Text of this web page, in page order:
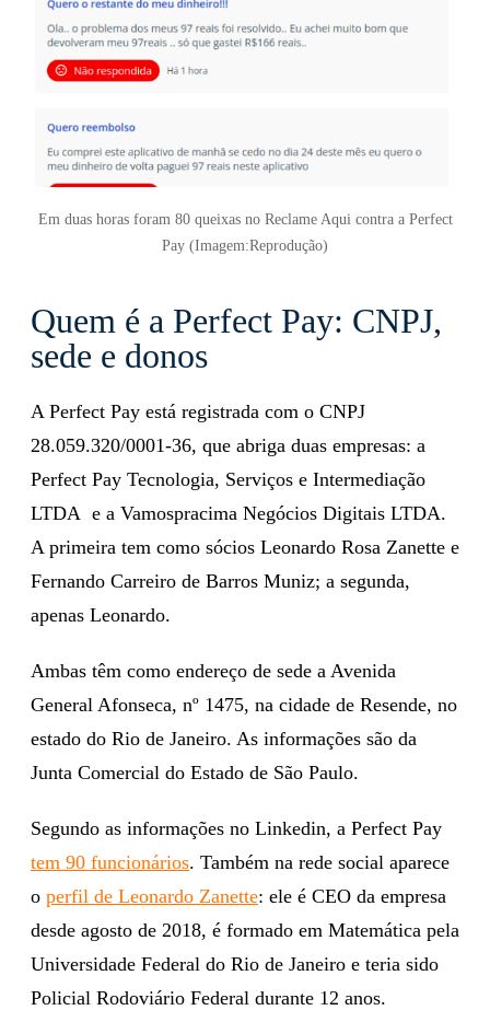
Em duas horas foram 80 queixas no Reclame Aqui contra a Perfect
Pay (Imagem:Reprodução)
Quem é a Perfect Pay: CNPJ,
sede e donos
A Perfect Pay está registrada com o CNPJ
28.059.320/0001-36, que abriga duas empresas: a
Perfect Pay Tecnologia, Serviços e Intermediação
LTDA e a Vamospracima Negócios Digitais LTDA.
A primeira tem como sócios Leonardo Rosa Zanette e
Fernando Carreiro de Barros Muniz; a segunda,
apenas Leonardo.
Ambas têm como endereço de sede a Avenida
General Afonseca, nº 1475, na cidade de Resende, no
estado do Rio de Janeiro. As informações são da
Junta Comercial do Estado de São Paulo.
Segundo as informações no Linkedin, a Perfect Pay
tem 90 funcionários. Também na rede social aparece
o perfil de Leonardo Zanette: ele é CEO da empresa
desde agosto de 2018, é formado em Matemática pela
Universidade Federal do Rio de Janeiro e teria sido
Policial Rodoviário Federal durante 12 anos.